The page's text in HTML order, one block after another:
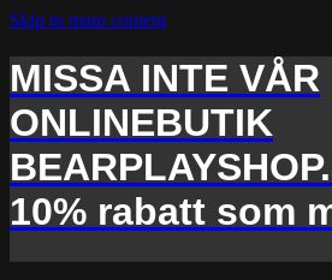
Skip to main content
MISSA INTE VÅR
ONLINEBUTIK
10% rabatt som